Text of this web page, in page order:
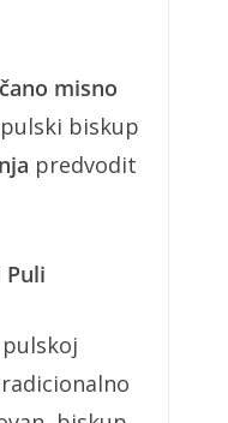
misno
biskup
predvodit
Puli